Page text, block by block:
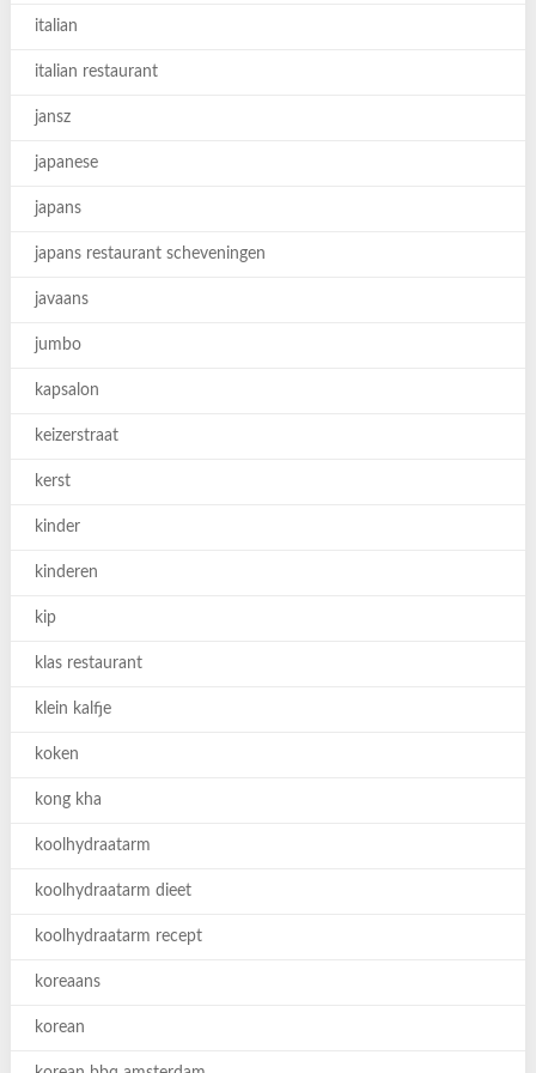
italian
italian restaurant
jansz
japanese
japans
japans restaurant scheveningen
javaans
jumbo
kapsalon
keizerstraat
kerst
kinder
kinderen
kip
klas restaurant
klein kalfje
koken
kong kha
koolhydraatarm
koolhydraatarm dieet
koolhydraatarm recept
koreaans
korean